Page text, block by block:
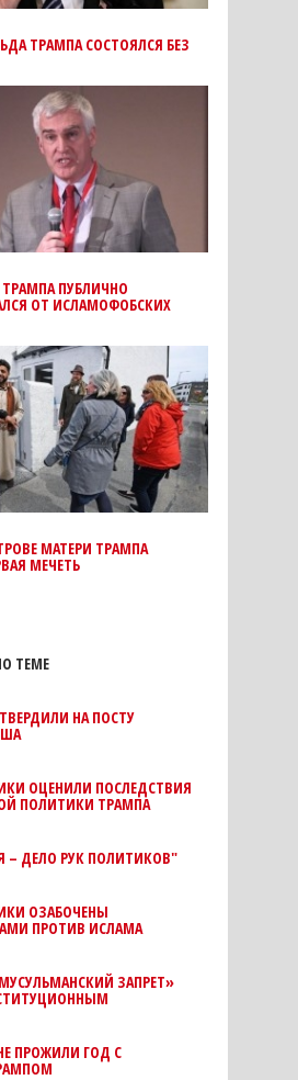
ТРАМПА СОСТОЯЛСЯ БЕЗ
ПУБЛИЧНО
ОТ ИСЛАМОФОБСКИХ
МАТЕРИ ТРАМПА
МЕЧЕТЬ
ТЕМЕ
НА ПОСТУ
ОЦЕНИЛИ ПОСЛЕДСТВИЯ
ПОЛИТИКИ ТРАМПА
ДЕЛО РУК ПОЛИТИКОВ"
ОЗАБОЧЕНЫ
ПРОТИВ ИСЛАМА
ЗАПРЕТ»
ПРОЖИЛИ ГОД С